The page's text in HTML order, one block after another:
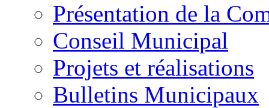
Présentation de la
Conseil Municipal
Projets et réalisations
Bulletins Municipaux